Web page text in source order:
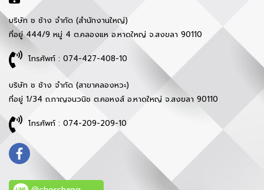
บริษัท ช ช้าง จำกัด (สำนักงานใหญ่)
ที่อยู่ 444/9 หมู่ 4 ต.คลองแห อ.หาดใหญ่ จ.สงขลา 90110
โทรศัพท์ : 074-427-408-10
บริษัท ช ช้าง จำกัด (สาขาคลองหวะ)
ที่อยู่ 1/34 ถ.กาญจนวนิช ต.คอหงส์ อ.หาดใหญ่ จ.สงขลา 90110
โทรศัพท์ : 074-209-209-10